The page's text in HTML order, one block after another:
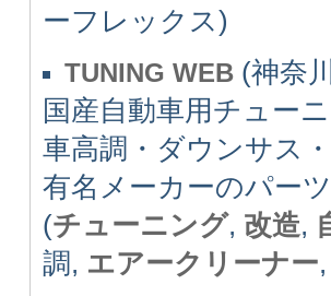
ーフレックス)
TUNING WEB (神奈
国産自動車用チュー
車高調・ダウンサス
有名メーカーのパー
(チューニング, 改造,
調, エアークリーナー